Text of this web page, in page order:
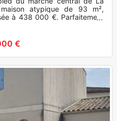
atypique de 93 m²,
à 438 000 €. Parfaitement
€